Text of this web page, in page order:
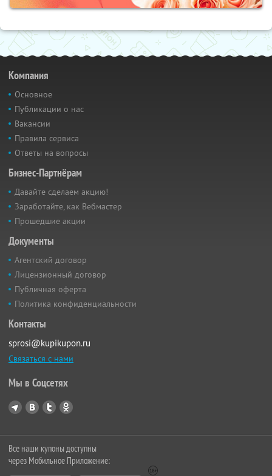
Компания
Основное
Публикации о нас
Вакансии
Правила сервиса
Ответы на вопросы
Бизнес-Партнёрам
Давайте сделаем акцию!
Заработайте, как Вебмастер
Прошедшие акции
Документы
Агентский договор
Лицензионный договор
Публичная оферта
Политика конфиденциальности
Контакты
sprosi@kupikupon.ru
Связаться с нами
Мы в Соцсетях
Все наши купоны доступны
через Мобильное Приложение: